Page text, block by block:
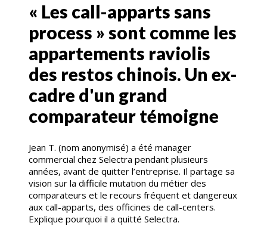
« Les call-apparts sans
process » sont comme les
appartements raviolis
des restos chinois. Un ex-
cadre d'un grand
comparateur témoigne
Jean T. (nom anonymisé) a été manager
commercial chez Selectra pendant plusieurs
années, avant de quitter l’entreprise. Il partage sa
vision sur la difficile mutation du métier des
comparateurs et le recours fréquent et dangereux
aux call-apparts, des officines de call-centers.
Explique pourquoi il a quitté Selectra.